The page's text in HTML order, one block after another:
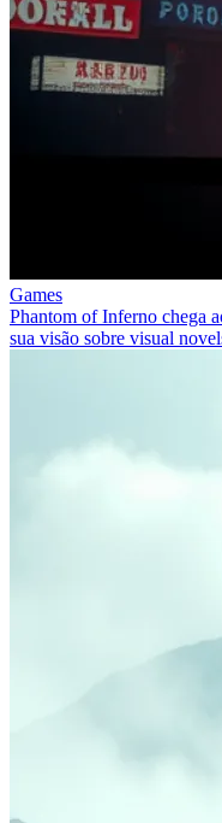
Games
Phantom of Inferno chega
sua visão sobre visual